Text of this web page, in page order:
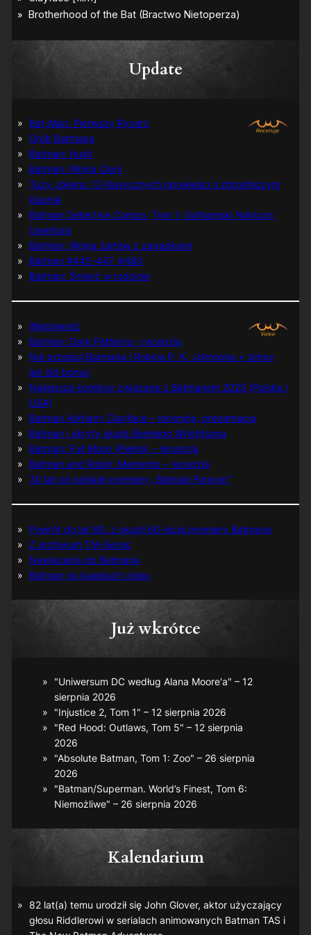
Update
Bat-Man: Pierwszy Rycerz
Grób Batmana
Batman: Hush
Batman: Wojna Cieni
Tuzy Jokera: 13 klasycznych opowieści o zbrodniczym
klaunie
Batman Detective Comics, Tom 1: Gothamski Nokturn:
Uwertura
Batman: Wojna żartów z zagadkami
Batman #445-447, #480
Batman: Śmierć w rodzinie
Wątpliwość
Batman: Dark Patterns – recenzja
Nie prześpij Batmana i Robina P. K. Johnsona + zimny
jak lód bonus
Najlepsze komiksy związane z Batmanem 2025 (Polska i
USA)
Batman Arkham: Clayface – recenzja, prezentacja
Batman i ukryty skarb Berniego Wrightsona
Batman: Full Moon (Pełnia) – recenzja
Batman and Robin: Memento – recenzja
30 lat od polskiej premiery „Batman Forever”
Powrót do lat 60. z okazji 60-lecia premiery Batmana
Z archiwum TM-Semic
Nawiązania do Batmana
Batman na kasetach video
Już wkrótce
"Uniwersum DC według Alana Moore'a" – 12
sierpnia 2026
"Injustice 2, Tom 1" – 12 sierpnia 2026
"Red Hood: Outlaws, Tom 5" – 12 sierpnia
2026
"Absolute Batman, Tom 1: Zoo" – 26 sierpnia
2026
"Batman/Superman. World’s Finest, Tom 6:
Niemożliwe" – 26 sierpnia 2026
Kalendarium
82 lat(a) temu urodził się John Glover, aktor użyczający
głosu Riddlerowi w serialach animowanych Batman TAS i